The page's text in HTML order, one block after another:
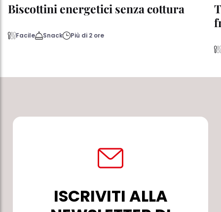
Biscottini energetici senza cottura
Facile Snack Più di 2 ore
ISCRIVITI ALLA